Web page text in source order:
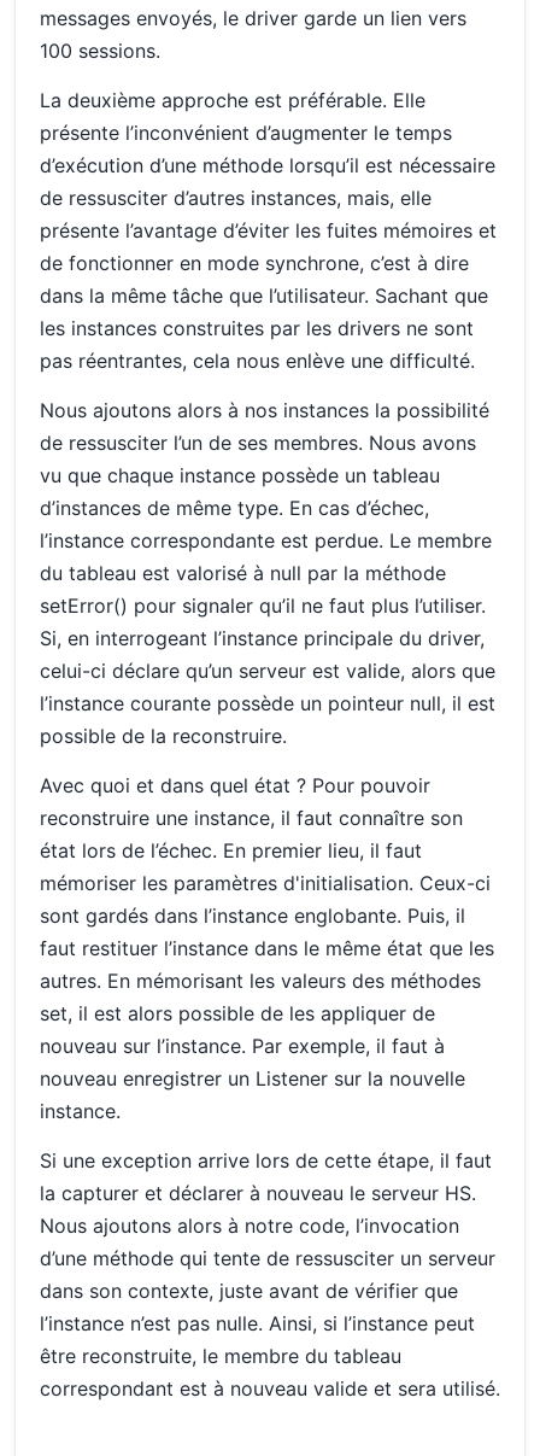
messages envoyés, le driver garde un lien vers
100 sessions.
La deuxième approche est préférable. Elle
présente l’inconvénient d’augmenter le temps
d’exécution d’une méthode lorsqu’il est nécessaire
de ressusciter d’autres instances, mais, elle
présente l’avantage d’éviter les fuites mémoires et
de fonctionner en mode synchrone, c’est à dire
dans la même tâche que l’utilisateur. Sachant que
les instances construites par les drivers ne sont
pas réentrantes, cela nous enlève une difficulté.
Nous ajoutons alors à nos instances la possibilité
de ressusciter l’un de ses membres. Nous avons
vu que chaque instance possède un tableau
d’instances de même type. En cas d’échec,
l’instance correspondante est perdue. Le membre
du tableau est valorisé à null par la méthode
setError() pour signaler qu’il ne faut plus l’utiliser.
Si, en interrogeant l’instance principale du driver,
celui-ci déclare qu’un serveur est valide, alors que
l’instance courante possède un pointeur null, il est
possible de la reconstruire.
Avec quoi et dans quel état ? Pour pouvoir
reconstruire une instance, il faut connaître son
état lors de l’échec. En premier lieu, il faut
mémoriser les paramètres d'initialisation. Ceux-ci
sont gardés dans l’instance englobante. Puis, il
faut restituer l’instance dans le même état que les
autres. En mémorisant les valeurs des méthodes
set, il est alors possible de les appliquer de
nouveau sur l’instance. Par exemple, il faut à
nouveau enregistrer un Listener sur la nouvelle
instance.
Si une exception arrive lors de cette étape, il faut
la capturer et déclarer à nouveau le serveur HS.
Nous ajoutons alors à notre code, l’invocation
d’une méthode qui tente de ressusciter un serveur
dans son contexte, juste avant de vérifier que
l’instance n’est pas nulle. Ainsi, si l’instance peut
être reconstruite, le membre du tableau
correspondant est à nouveau valide et sera utilisé.